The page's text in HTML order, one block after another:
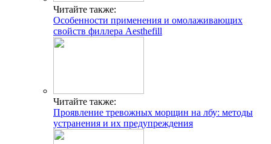
Читайте также:
Особенности применения и омолаживающих
свойств филлера Аesthefill
Читайте также:
Проявление тревожных морщин на лбу: методы
устранения и их предупреждения